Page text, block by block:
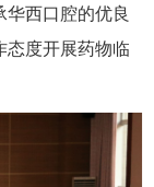
西口腔的优良
态度开展药物临